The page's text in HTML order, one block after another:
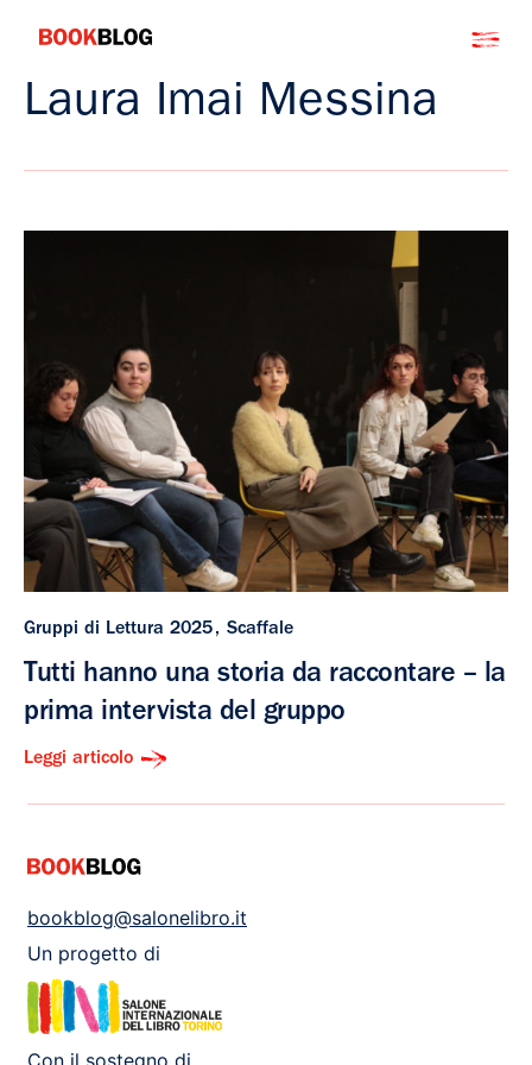
contenuto
Bookblog
Laura Imai Messina
Gruppi di Lettura 2025 Scaffale
Tutti hanno una storia da raccontare – la
prima intervista del gruppo
Leggi articolo
bookblog@salonelibro.it
Un progetto di